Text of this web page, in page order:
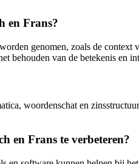
en Frans?
genomen, zoals de context
behouden van de betekenis en
woordenschat en
en Frans te verbeteren?